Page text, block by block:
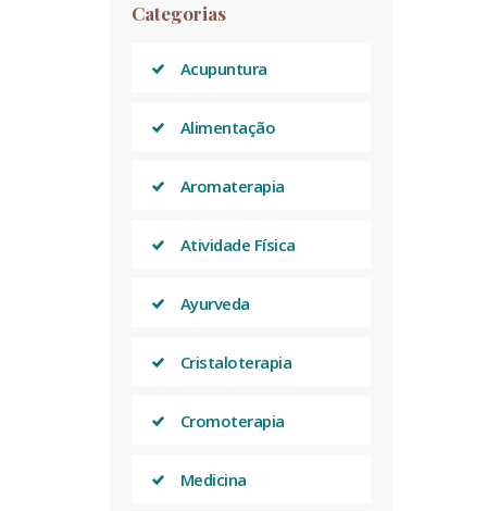
Categorias
Acupuntura
Alimentação
Aromaterapia
Atividade Física
Ayurveda
Cristaloterapia
Cromoterapia
Medicina